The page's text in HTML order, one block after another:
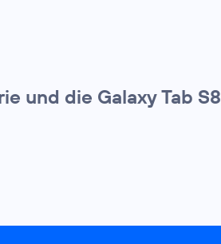
und die Galaxy Tab S8